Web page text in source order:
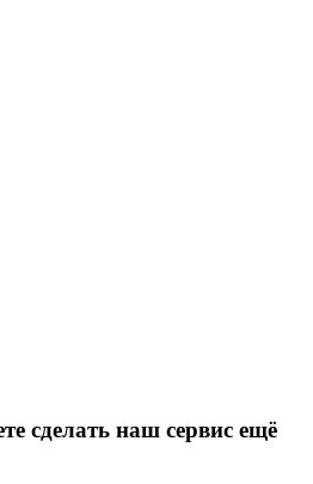
сделать наш сервис ещё